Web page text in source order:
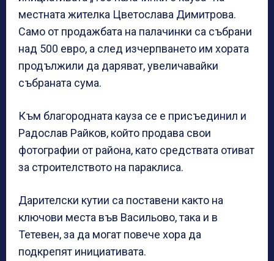
местната жителка Цветослава Димитрова.
Само от продажбата на палачинки са събрани
над 500 евро, а след изчерпването им хората
продължили да даряват, увеличавайки
събраната сума.
Към благородната кауза се е присъединил и
Радослав Райков, който продава свои
фотографии от района, като средствата отиват
за строителството на параклиса.
Дарителски кутии са поставени както на
ключови места във Васильово, така и в
Тетевен, за да могат повече хора да
подкрепят инициативата.